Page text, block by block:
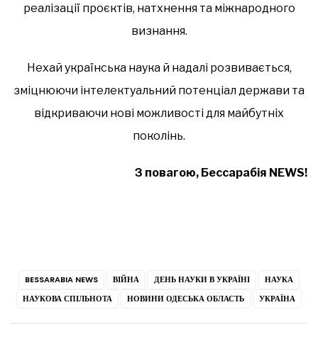
реалізації проєктів, натхнення та міжнародного
визнання.
Нехай українська наука й надалі розвивається,
зміцнюючи інтелектуальний потенціал держави та
відкриваючи нові можливості для майбутніх
поколінь.
З повагою, Бессарабія NEWS!
BESSARABIA NEWS ВІЙНА ДЕНЬ НАУКИ В УКРАЇНІ
НАУКА
НАУКОВА СПІЛЬНОТА
НОВИНИ ОДЕСЬКА ОБЛАСТЬ УКРАЇНА